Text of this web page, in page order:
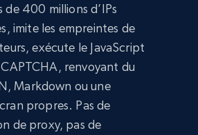
de 400 millions d’IPs
imite les empreintes de
exécute le JavaScript
renvoyant du
Markdown ou une
propres. Pas de
de proxy, pas de